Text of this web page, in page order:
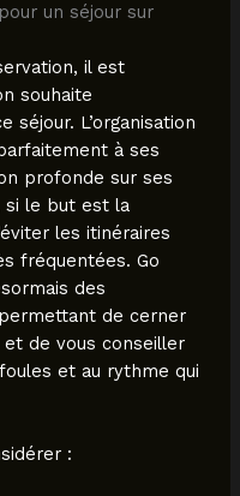
un séjour sur
il est
souhaite
L’organisation
à ses
profonde sur ses
si le but est la
les itinéraires
fréquentées. Go
des
de cerner
de vous conseiller
et au rythme qui
: